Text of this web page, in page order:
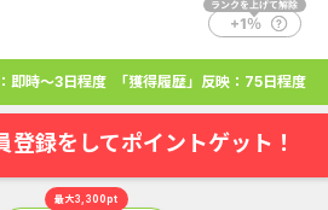
即時～3日程度 「獲得履歴」反映：75日程度
登録をしてポイントゲット！
最大3,300pt